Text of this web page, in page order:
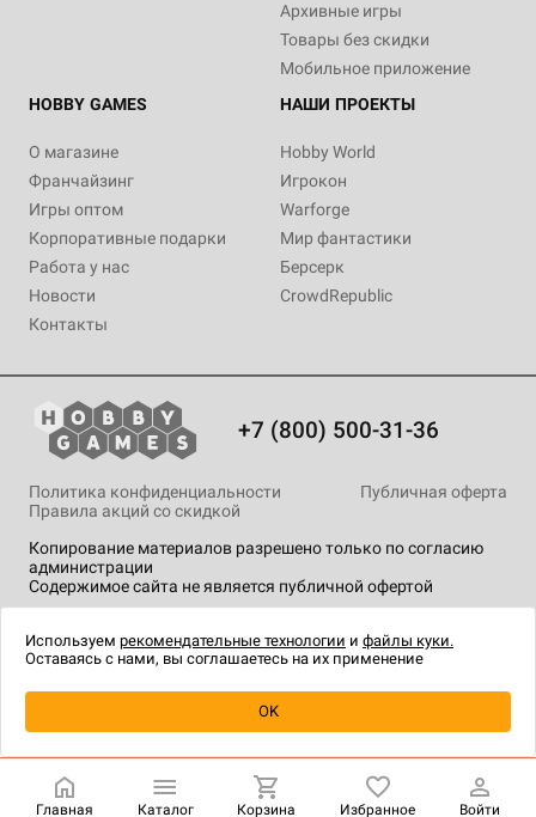
Уведомить о наличии
Архивные игры
Товары без скидки
Мобильное приложение
HOBBY GAMES
О магазине
Франчайзинг
Игры оптом
Корпоративные подарки
Работа у нас
Новости
Контакты
НАШИ ПРОЕКТЫ
Hobby World
Игрокон
Warforge
Мир фантастики
Берсерк
CrowdRepublic
+7 (800) 500-31-36
Копирование материалов разрешено только по согласию
администрации
Содержимое сайта не является публичной офертой
Политика конфиденциальности
Публичная оферта
Правила акций со скидкой
технологии.
Главная Каталог Корзина Избранное Войти
Используем рекомендательные технологии и файлы куки.
Оставаясь с нами, вы соглашаетесь на их применение
OK